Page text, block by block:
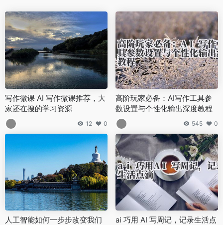
写作微课 AI 写作微课推荐，大
家还在搜的学习资源
12 0
高阶玩家必备：AI写作工具参
数设置与个性化输出深度教程
545 0
人工智能如何一步步改变我们
ai 巧用 AI 写周记，记录生活点